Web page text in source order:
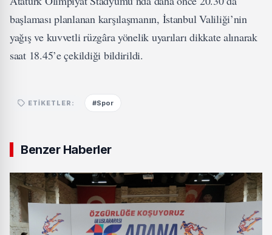
başlaması planlanan karşılaşmanın, İstanbul Valiliği’nin
yağış ve kuvvetli rüzgâra yönelik uyarıları dikkate alınarak
saat 18.45’e çekildiği bildirildi.
ETIKETLER: #Spor
Benzer Haberler